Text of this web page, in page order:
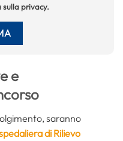
privacy.
e
saranno
di Rilievo